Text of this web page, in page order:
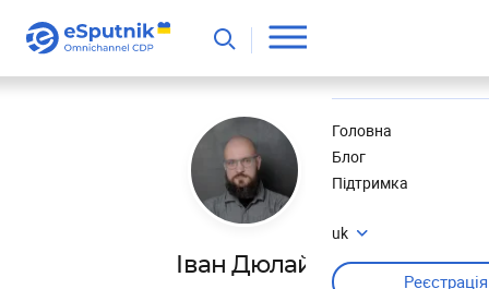
Головна
Блог
Підтримка
uk
Реєстрація
Іван Дюлай